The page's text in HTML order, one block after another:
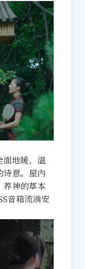
面地暖，温
诗意。屋内
养神的草本
音箱流淌安